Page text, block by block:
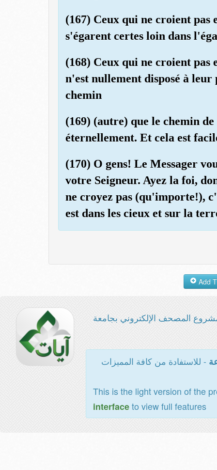
(167) Ceux qui ne croient
s'égarent certes loin dans
(168) Ceux qui ne croient
n'est nullement disposé à
chemin
(169) (autre) que le chemin
éternellement. Et cela est
(170) O gens! Le Messager
votre Seigneur. Ayez la foi,
ne croyez pas (qu'importe!),
est dans les cieux et sur la
المصحف الإلكتروني بجامعة
- للاستفادة من كافة المميزات
This is the light version of the
interfaceto view full features